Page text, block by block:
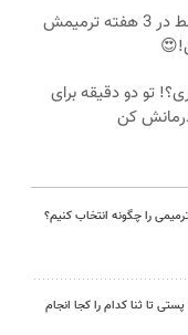
جای بخیه داری؟؟ فقط در 3 هفته ترمیمش
تو دو دقیقه برای
کن
را چگونه انتخاب کنیم؟
تا ثنا کدام را کجا انجام